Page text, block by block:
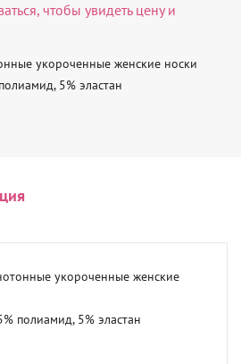
, чтобы увидеть цену и
укороченные женские носки
5% эластан
укороченные женские
полиамид, 5% эластан